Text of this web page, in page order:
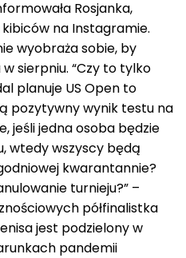
Rosjanka,
na Instagramie.
wyobraża sobie, by
sierpniu. “Czy to tylko
planuje US Open to
pozytywny wynik testu na
jeśli jedna osoba będzie
wtedy wszyscy będą
kwarantannie?
turnieju?” –
półfinalistka
jest podzielony w
pandemii